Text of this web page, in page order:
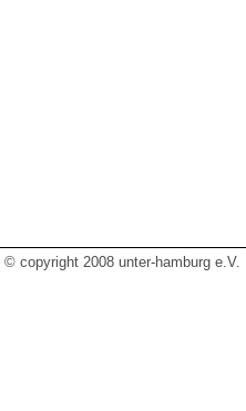
© copyright 2008 unter-hamburg e.V. |